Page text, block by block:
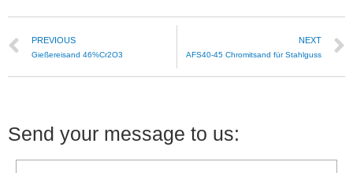
PREVIOUS
Gießereisand 46%Cr2O3
NEXT
AFS40-45 Chromitsand für Stahlguss
Send your message to us: